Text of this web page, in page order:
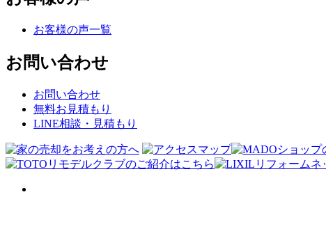
お客様の声一覧
お問い合わせ
お問い合わせ
無料お見積もり
LINE相談・見積もり